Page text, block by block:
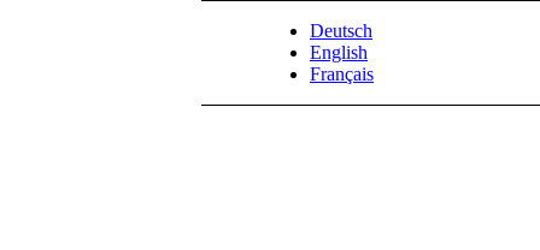
Deutsch
English
Français